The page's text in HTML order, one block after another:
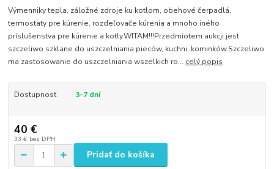
Výmenniky tepla, záložné zdroje ku kotlom, obehové čerpadlá,
termostaty pre kúrenie, rozdeľovače kúrenia a mnoho iného
príslušenstva pre kúrenie a kotly.WITAM!!!Przedmiotem aukcji jest
szczeliwo szklane do uszczelniania pieców, kuchni, kominków.Szczeliwo
ma zastosowanie do uszczelniania wszelkich ro... celý popis
Dostupnosť 3-7 dní
40 €
33 € bez DPH
Pridať do košíka